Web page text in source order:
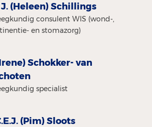
J. (Heleen) Schillings
consulent WIS (wond-,
en stomazorg)
Schokker- van
specialist
(Pim) Sloots